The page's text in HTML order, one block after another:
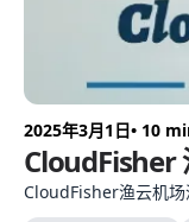
2025年3月1日• 10
CloudFisher
CloudFisher渔云机